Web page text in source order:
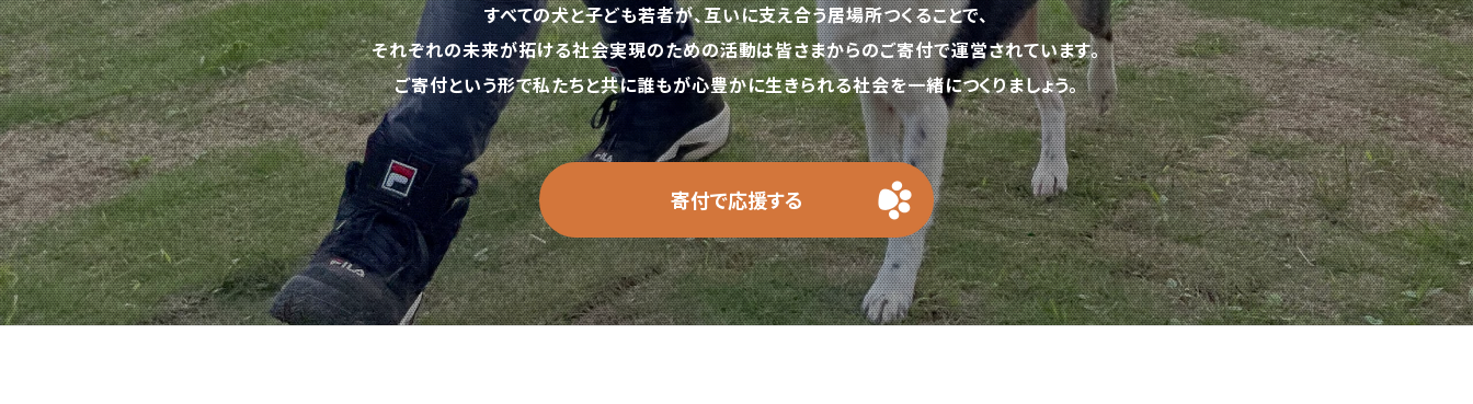
すべての犬と子ども若者が、互いに支え合う居場所つくることで、
それぞれの未来が拓ける社会実現のための活動は皆さまからのご寄付で運営されています。
ご寄付という形で私たちと共に誰もが心豊かに生きられる社会を一緒につくりましょう。
寄付で応援する